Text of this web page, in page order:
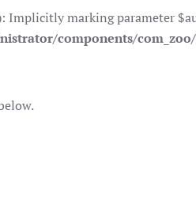
Implicitly marking parameter
components/